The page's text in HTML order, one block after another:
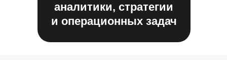
аналитики, стратегии
и операционных задач